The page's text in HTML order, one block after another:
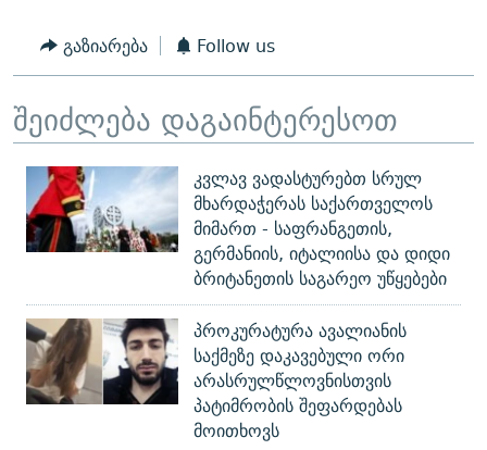
გაზიარება Follow us
შეიძლება დაგაინტერესოთ
კვლავ ვადასტურებთ სრულ
მხარდაჭერას საქართველოს
მიმართ - საფრანგეთის,
გერმანიის, იტალიისა და დიდი
ბრიტანეთის საგარეო უწყებები
პროკურატურა ავალიანის
საქმეზე დაკავებული ორი
არასრულწლოვნისთვის
პატიმრობის შეფარდებას
მოითხოვს